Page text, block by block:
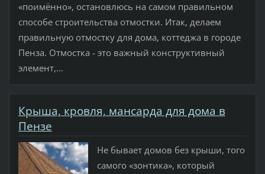
«поимённо», остановлюсь на самом правильном
способе строительства отмостки. Итак, делаем
правильную отмостку для дома, коттеджа в городе
Пенза. Отмостка - это важный конструктивный
элемент,...
Крыша, кровля, мансарда для дома в
Пензе
Не бывает домов без крыши, того
самого «зонтика», который